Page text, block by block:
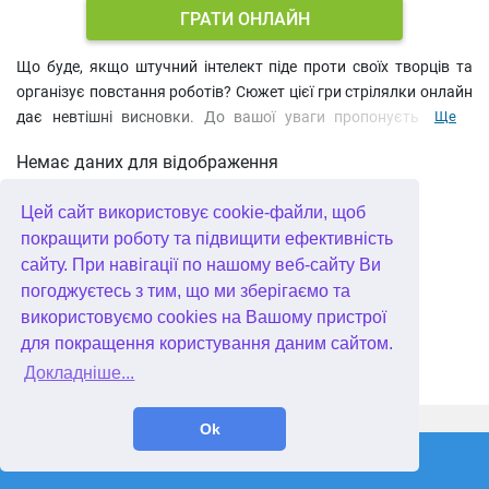
Цей сайт використовує cookie-файли, щоб
покращити роботу та підвищити ефективність
сайту. При навігації по нашому веб-сайту Ви
погоджуєтесь з тим, що ми зберігаємо та
використовуємо cookies на Вашому пристрої
для покращення користування даним сайтом.
Докладніше...
Ok
ГРАТИ ОНЛАЙН
Що буде, якщо штучний інтелект піде проти своїх творців та
організує повстання роботів? Сюжет цієї гри стрілялки онлайн
дає невтішні висновки. До вашої уваги пропонується side
WASD, а вогонь ведеться автоматично. Чи зможете ви пройти
Ще
Немає даних для відображення
WellGames.com